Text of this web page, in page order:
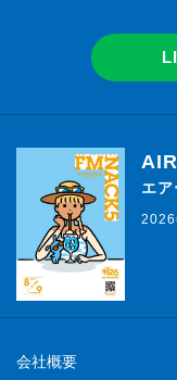
エ
2026
会社概要